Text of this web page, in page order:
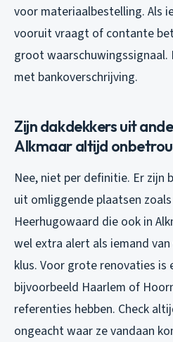
voor materiaalbestelling. Als
vooruit vraagt of contante
groot
met bankoverschrijving.
Zijn dakdekkers uit
Alkmaar altijd
Nee, niet per definitie. Er zijn
uit omliggende plaatsen
Heerhugowaard die ook in
wel extra alert als iemand
klus. Voor grote renovaties is
bijvoorbeeld Haarlem of
referenties hebben. Check
ongeacht waar ze vandaan